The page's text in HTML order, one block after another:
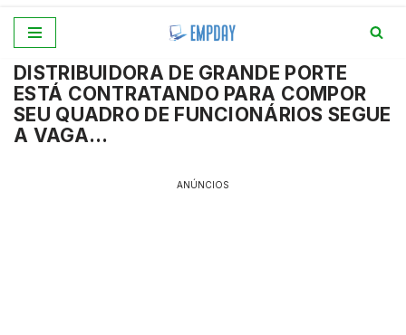
para
o
conteúdo
DISTRIBUIDORA DE GRANDE PORTE
ESTÁ CONTRATANDO PARA COMPOR
SEU QUADRO DE FUNCIONÁRIOS SEGUE
A VAGA…
ANÚNCIOS